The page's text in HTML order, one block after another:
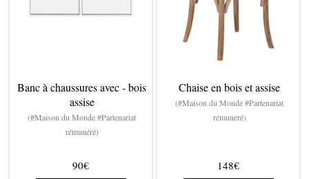
Banc à chaussures avec - bois
assise
(#Maison du Monde #Partenariat
rémunéré)
90€
Chaise en bois et assise
(#Maison du Monde #Partenariat
rémunéré)
148€